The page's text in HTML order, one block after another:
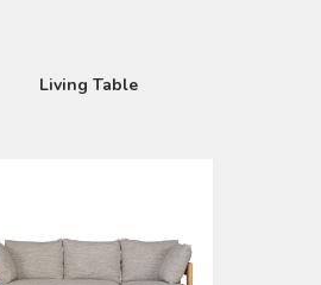
Living Table